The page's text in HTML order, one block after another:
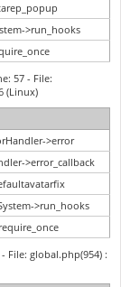
>run_hooks
57 - File:
(Linux)
>error
>error_callback
>run_hooks
require_once
File: global.php(954) :